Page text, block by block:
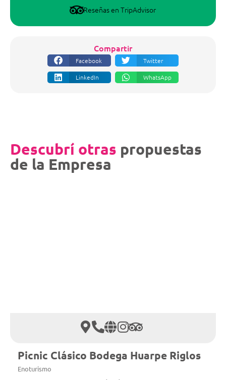
Reseñas en TripAdvisor
Compartir
Facebook Twitter
LinkedIn WhatsApp
Descubrí otras propuestas
de la Empresa
Picnic Clásico Bodega Huarpe Riglos
Enoturismo